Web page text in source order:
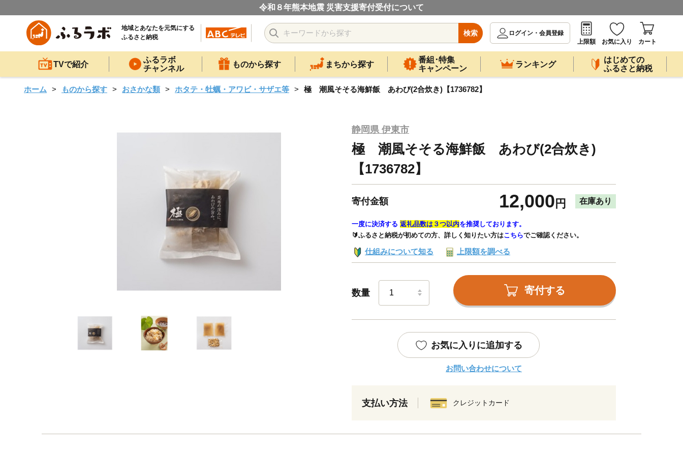
令和８年熊本地震 災害支援寄付受付について
地域とあなたを元気にする
ふるさと納税
検索
ログイン・会員登録
上限額
お気に入り カート
TVで紹介
ふるラボ
チャンネル
ものから探す まちから探す
番組･特集
キャンペーン
ランキング
はじめての
ふるさと納税
ホーム ものから探す おさかな類 ホタテ・牡蠣・アワビ・サザエ等 極 潮風そそる海鮮飯 あわび(2合炊き)【1736782】
静岡県 伊東市
極 潮風そそる海鮮飯 あわび(2合炊き)
【1736782】
寄付金額 12,000 円 在庫あり
一度に決済する 返礼品数は３つ以内を推奨しております。
🔰ふるさと納税が初めての方、詳しく知りたい方はこちらでご確認ください。
仕組みについて知る 上限額を調べる
数量 寄付する
お気に入りに追加する
お問い合わせについて
支払い方法 クレジットカード